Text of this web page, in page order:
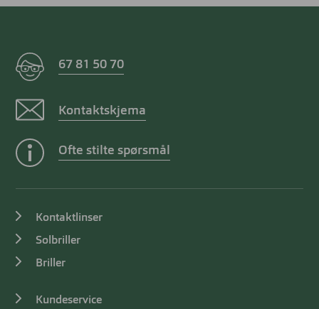
67 81 50 70
Kontaktskjema
Ofte stilte spørsmål
Kontaktlinser
Solbriller
Briller
Kundeservice